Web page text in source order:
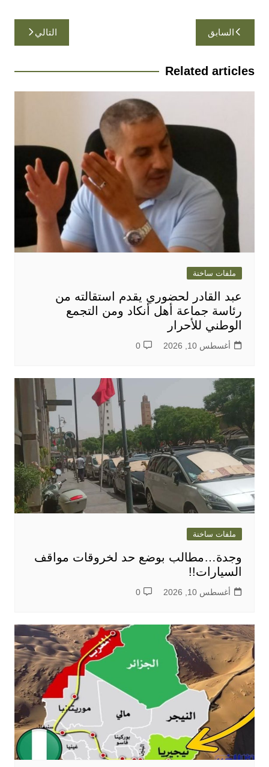
تصفّح
المقالات
السابق التالي
Related articles
ملفات ساخنة
عبد القادر لحضوري يقدم استقالته من
رئاسة جماعة أهل أنكاد ومن التجمع
الوطني للأحرار
أغسطس 10, 2026 0
ملفات ساخنة
وجدة…مطالب بوضع حد لخروقات مواقف
السيارات!!
أغسطس 10, 2026 0